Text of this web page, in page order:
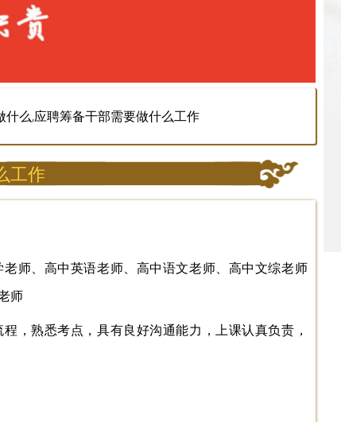
么,应聘筹备干部需要做什么工作
工作
师、高中英语老师、高中语文老师、高中文综老师
师
，熟悉考点，具有良好沟通能力，上课认真负责，